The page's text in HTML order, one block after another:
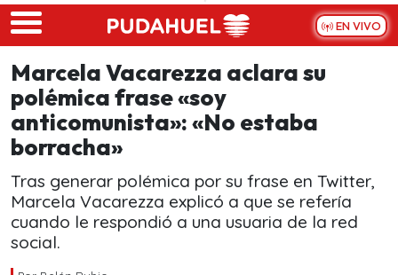
Skip to main content
EN VIVO
Marcela Vacarezza aclara su
polémica frase «soy
anticomunista»: «No estaba
borracha»
Tras generar polémica por su frase en Twitter,
Marcela Vacarezza explicó a que se refería
cuando le respondió a una usuaria de la red
social.